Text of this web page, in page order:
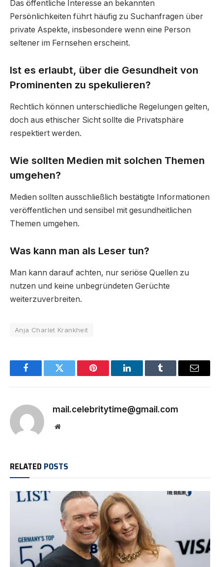
Das öffentliche Interesse an bekannten
Persönlichkeiten führt häufig zu Suchanfragen über
private Aspekte, insbesondere wenn eine Person
seltener im Fernsehen erscheint.
Ist es erlaubt, über die Gesundheit von
Prominenten zu spekulieren?
Rechtlich können unterschiedliche Regelungen gelten,
doch aus ethischer Sicht sollte die Privatsphäre
respektiert werden.
Wie sollten Medien mit solchen Themen
umgehen?
Medien sollten ausschließlich bestätigte Informationen
veröffentlichen und sensibel mit gesundheitlichen
Themen umgehen.
Was kann man als Leser tun?
Man kann darauf achten, nur seriöse Quellen zu
nutzen und keine unbegründeten Gerüchte
weiterzuverbreiten.
Anja Charlet Krankheit
FacebookTwitter Pinterest LinkedInTumblr Email
mail.celebritytime@gmail.com
Website
RELATED POSTS